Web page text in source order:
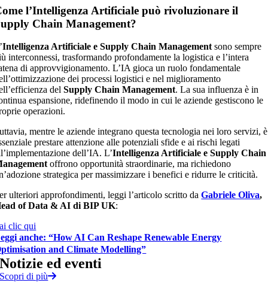
l’Intelligenza Artificiale può rivoluzionare il
Chain Management?
Intelligenza Artificiale e Supply Chain Managementsono sempre
interconnessi, trasformando profondamente la logistica e l’intera
di approvvigionamento. L’IA gioca un ruolo fondamentale
dei processi logistici e nel miglioramento
delSupply Chain Management. La sua influenza è in
espansione, ridefinendo il modo in cui le aziende gestiscono le
operazioni.
mentre le aziende integrano questa tecnologia nei loro servizi, è
prestare attenzione alle potenziali sfide e ai rischi legati
dell’IA. L’Intelligenza Artificiale e Supply Chain
offrono opportunità straordinarie, ma richiedono
strategica per massimizzare i benefici e ridurre le criticità.
ulteriori approfondimenti, leggi l’articolo scritto daGabriele Oliva,
of Data & AI di BIP UK:
clic qui
anche: “How AI Can Reshape Renewable Energy
and Climate Modelling”
Notizie edeventi
Scopri di più